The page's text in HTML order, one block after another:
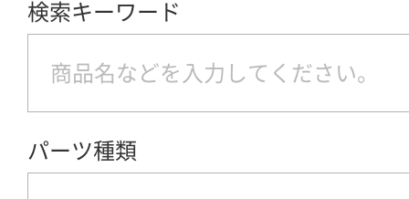
検索キーワード
パーツ種類